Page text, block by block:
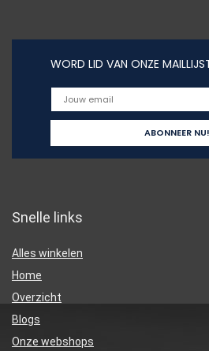
WORD LID VAN ONZE
Snelle links
Alles winkelen
Home
Overzicht
Blogs
Onze webshops